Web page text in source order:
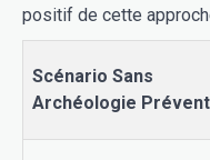
positif de cette
Scénario Sans
Archéologie